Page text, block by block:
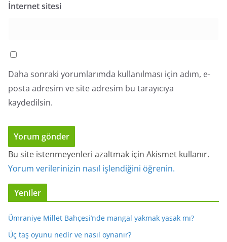
İnternet sitesi
Daha sonraki yorumlarımda kullanılması için adım, e-
posta adresim ve site adresim bu tarayıcıya
kaydedilsin.
Bu site istenmeyenleri azaltmak için Akismet kullanır.
Yorum verilerinizin nasıl işlendiğini öğrenin.
Yeniler
Ümraniye Millet Bahçesi’nde mangal yakmak yasak mı?
Üç taş oyunu nedir ve nasıl oynanır?